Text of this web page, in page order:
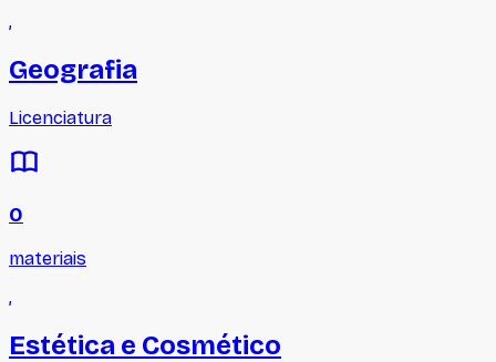
,
Geografia
Licenciatura
0
materiais
,
Estética e Cosmético